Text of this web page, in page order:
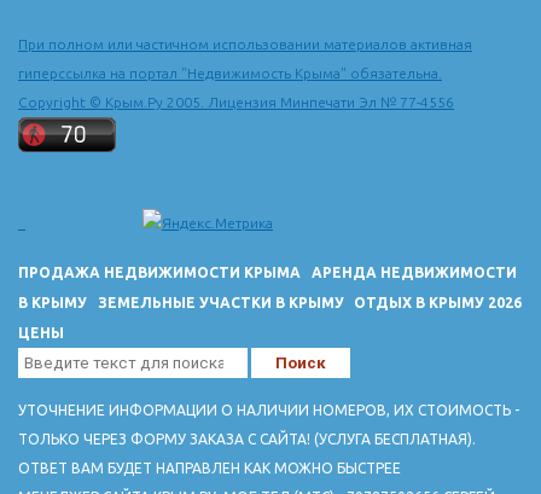
При полном или частичном использовании материалов активная
гиперссылка на портал "Недвижимость Крыма" обязательна.
Copyright © Крым.Ру 2005. Лицензия Минпечати Эл № 77-4556
ПРОДАЖА НЕДВИЖИМОСТИ КРЫМА
АРЕНДА НЕДВИЖИМОСТИ
В КРЫМУ
ЗЕМЕЛЬНЫЕ УЧАСТКИ В КРЫМУ
ОТДЫХ В КРЫМУ 2026
ЦЕНЫ
УТОЧНЕНИЕ ИНФОРМАЦИИ О НАЛИЧИИ НОМЕРОВ, ИХ СТОИМОСТЬ -
ТОЛЬКО ЧЕРЕЗ ФОРМУ ЗАКАЗА С САЙТА! (УСЛУГА БЕСПЛАТНАЯ).
ОТВЕТ ВАМ БУДЕТ НАПРАВЛЕН КАК МОЖНО БЫСТРЕЕ